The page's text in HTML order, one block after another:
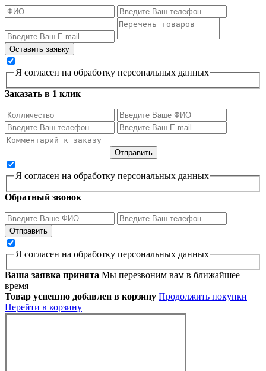
Я согласен на обработку персональных данных
Заказать в 1 клик
Я согласен на обработку персональных данных
Обратный звонок
Я согласен на обработку персональных данных
Ваша заявка принята Мы перезвоним вам в ближайшее
время
Товар успешно добавлен в корзину Продолжить покупки
Перейти в корзину